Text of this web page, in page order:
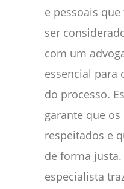
e pessoais
ser
com um
essencial para
do processo.
garante que
respeitados e
de forma
especialista